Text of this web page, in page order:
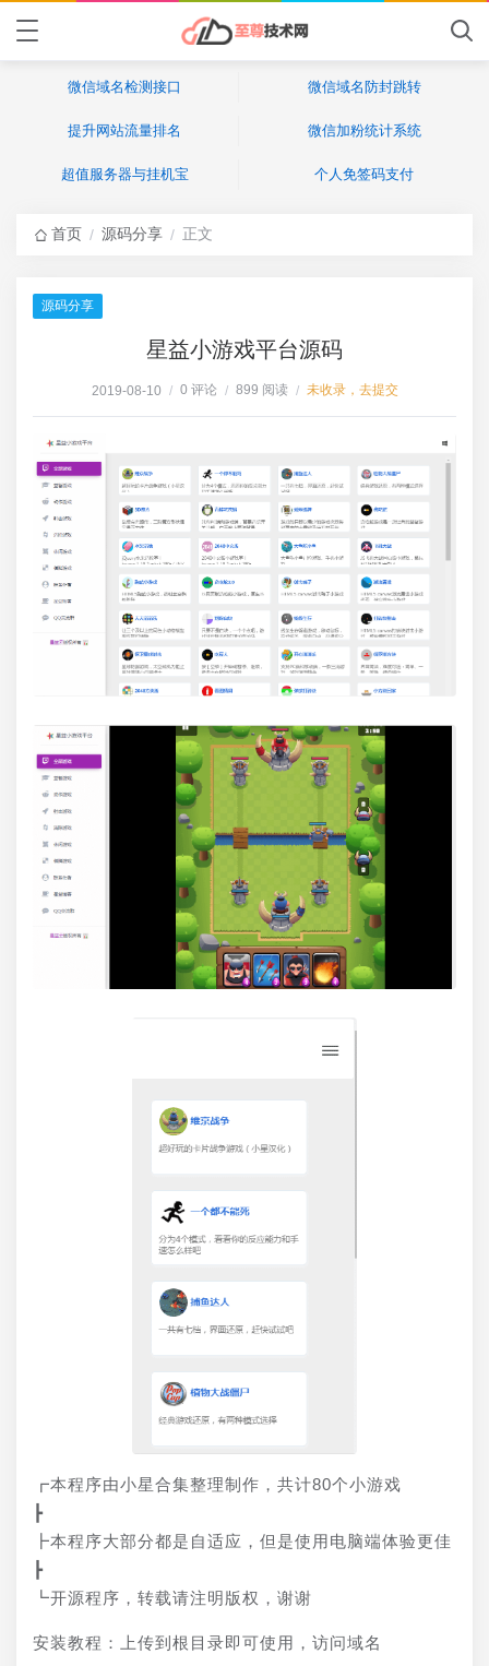
微信域名检测接口 微信域名防封跳转
提升网站流量排名 微信加粉统计系统
超值服务器与挂机宝 个人免签码支付
首页 / 源码分享 / 正文
源码分享
星益小游戏平台源码
2019-08-10 / 0 评论 / 899 阅读 / 未收录，去提交
┏本程序由小星合集整理制作，共计80个小游戏
┣
┣本程序大部分都是自适应，但是使用电脑端体验更佳
┣
┗开源程序，转载请注明版权，谢谢
安装教程：上传到根目录即可使用，访问域名